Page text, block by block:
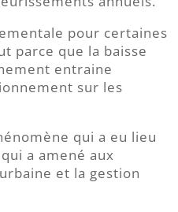
pour certaines
parce que la baisse
entraine
sur les
qui a eu lieu
a amené aux
et la gestion